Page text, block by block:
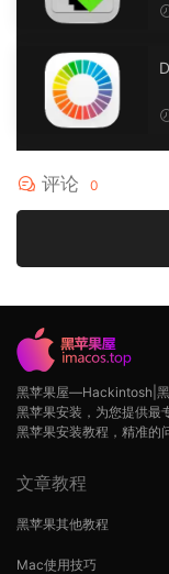
评论 0
黑苹果屋—Hackintosh|黑
黑苹果安装，为您提供最
黑苹果安装教程，精准的
文章教程
黑苹果其他教程
Mac使用技巧